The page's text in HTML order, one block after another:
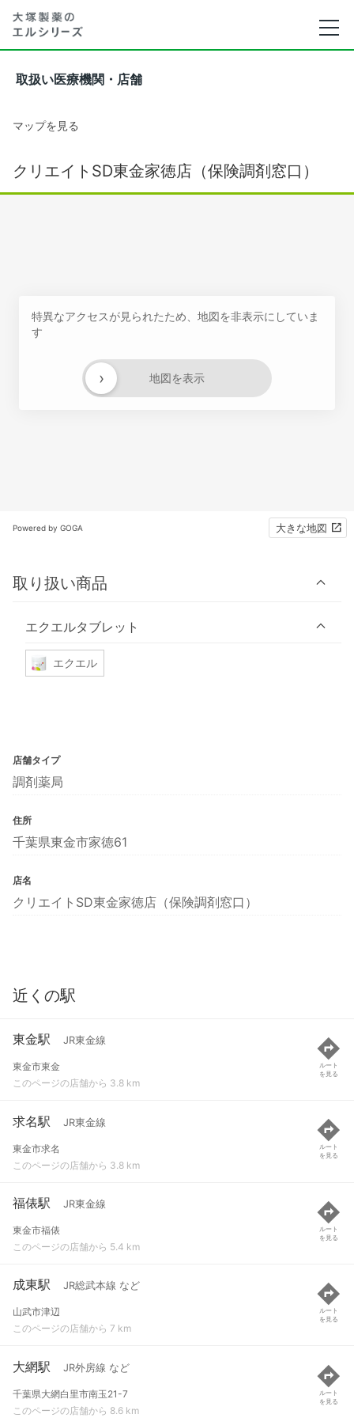
取扱い医療機関・店舗
マップを見る
クリエイトSD東金家徳店（保険調剤窓口）
特異なアクセスが見られたため、地図を非表示にしていま
す
地図を表示
›
Powered by GOGA 大きな地図
取り扱い商品
エクエルタブレット
エクエル
店舗タイプ
調剤薬局
住所
千葉県東金市家徳61
店名
クリエイトSD東金家徳店（保険調剤窓口）
近くの駅
東金駅 JR東金線
東金市東金
このページの店舗から 3.8 km
ルート
を見る
求名駅 JR東金線
東金市求名
このページの店舗から 3.8 km
ルート
を見る
福俵駅 JR東金線
東金市福俵
このページの店舗から 5.4 km
ルート
を見る
成東駅 JR総武本線 など
山武市津辺
このページの店舗から 7 km
ルート
を見る
大網駅 JR外房線 など
千葉県大網白里市南玉21-7
このページの店舗から 8.6 km
ルート
を見る